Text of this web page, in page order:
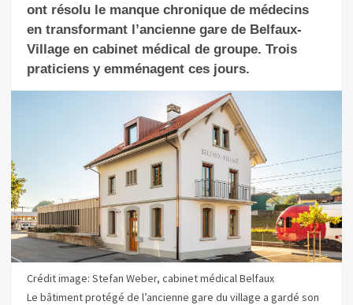
ont résolu le manque chronique de médecins
en transformant l’ancienne gare de Belfaux-
Village en cabinet médical de groupe. Trois
praticiens y emménagent ces jours.
Crédit image: Stefan Weber, cabinet médical Belfaux
Le bâtiment protégé de l’ancienne gare du village a gardé son